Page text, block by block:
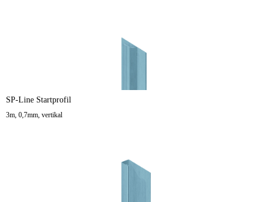
SP-Line Startprofil
3m, 0,7mm, vertikal